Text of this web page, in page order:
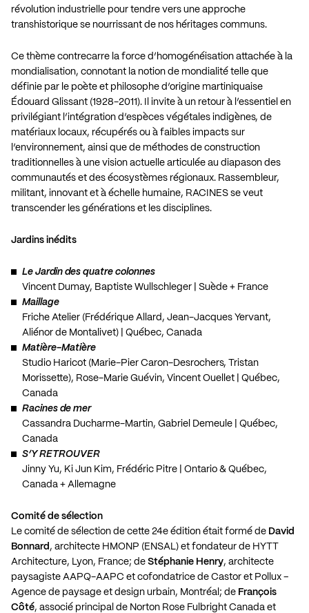
révolution industrielle pour tendre vers une approche
transhistorique se nourrissant de nos héritages communs.
Ce thème contrecarre la force d’homogénéisation attachée à la
mondialisation, connotant la notion de mondialité telle que
définie par le poète et philosophe d’origine martiniquaise
Édouard Glissant (1928-2011). Il invite à un retour à l’essentiel en
privilégiant l’intégration d’espèces végétales indigènes, de
matériaux locaux, récupérés ou à faibles impacts sur
l’environnement, ainsi que de méthodes de construction
traditionnelles à une vision actuelle articulée au diapason des
communautés et des écosystèmes régionaux. Rassembleur,
militant, innovant et à échelle humaine, RACINES se veut
transcender les générations et les disciplines.
Jardins inédits
Le Jardin des quatre colonnes
Vincent Dumay, Baptiste Wullschleger | Suède + France
Maillage
Friche Atelier (Frédérique Allard, Jean-Jacques Yervant,
Aliénor de Montalivet) | Québec, Canada
Matière-Matière
Studio Haricot (Marie-Pier Caron-Desrochers, Tristan
Morissette), Rose-Marie Guévin, Vincent Ouellet | Québec,
Canada
Racines de mer
Cassandra Ducharme-Martin, Gabriel Demeule | Québec,
Canada
S’Y RETROUVER
Jinny Yu, Ki Jun Kim, Frédéric Pitre | Ontario & Québec,
Canada + Allemagne
Comité de sélection
Le comité de sélection de cette 24e édition était formé de David
Bonnard , architecte HMONP (ENSAL) et fondateur de HYTT
Architecture, Lyon, France; de Stéphanie Henry, architecte
paysagiste AAPQ-AAPC et cofondatrice de Castor et Pollux –
Agence de paysage et design urbain, Montréal; de François
Côté, associé principal de Norton Rose Fulbright Canada et